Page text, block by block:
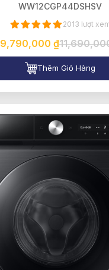
WW12CGP44DSHSV
2013 lượt
9,790,000 ₫
Thêm Giỏ Hàng